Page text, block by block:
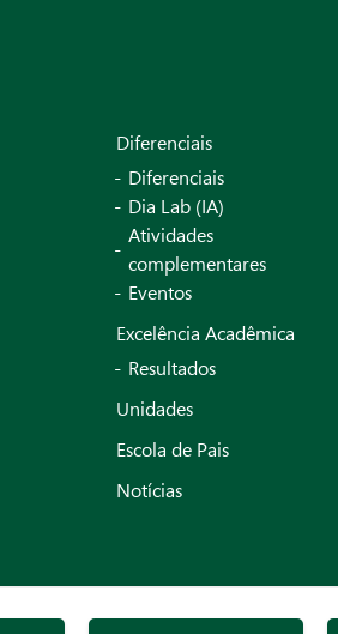
Diferenciais
Diferenciais
Dia Lab (IA)
Atividades
complementares
Eventos
Excelência Acadêmica
Resultados
Unidades
Escola de Pais
Notícias